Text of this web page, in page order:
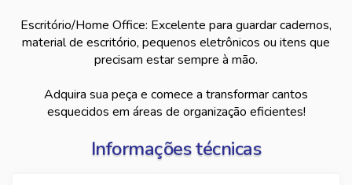
Escritório/Home Office: Excelente para guardar cadernos,
material de escritório, pequenos eletrônicos ou itens que
precisam estar sempre à mão.
Adquira sua peça e comece a transformar cantos
esquecidos em áreas de organização eficientes!
Informações técnicas